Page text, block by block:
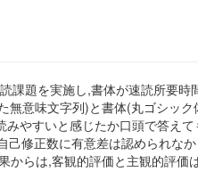
課題を実施し,書体が速読所要時
無意味文字列)と書体(丸ゴシッ
やすいと感じたか口頭で答え
修正数に有意差は認められな
らは,客観的評価と主観的評価